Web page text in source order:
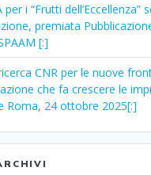
i “Frutti dell’Eccellenza”
premiata
[:]
CNR per le nuove
che fa crescere le
Roma, 24 ottobre 2025[:]